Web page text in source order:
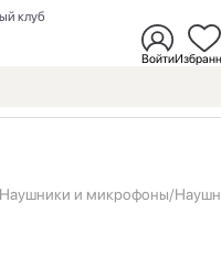
клуб
Войти
Наушники и микрофоны